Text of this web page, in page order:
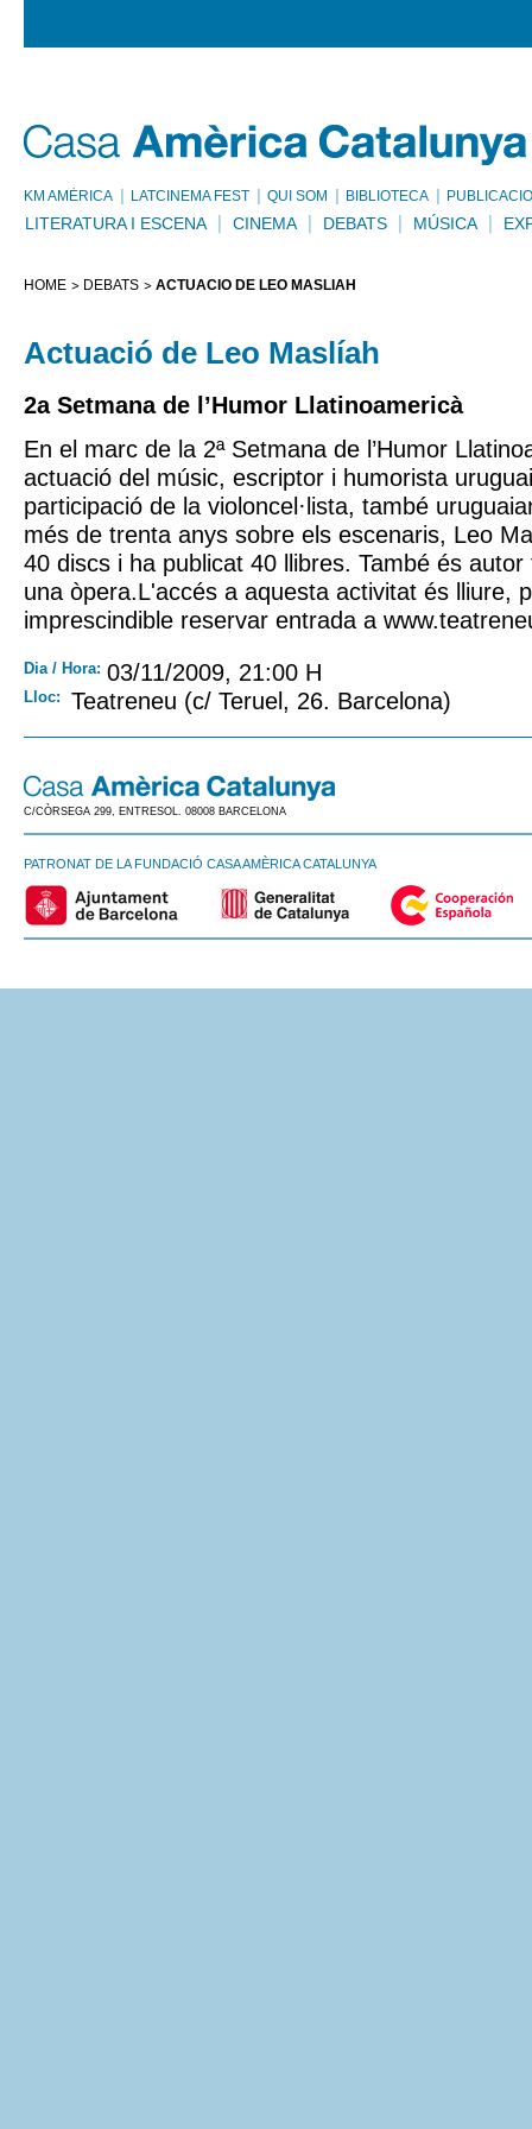
KM AMÈRICA LATCINEMA FEST QUI SOM BIBLIOTECA
LITERATURA I ESCENA CINEMA DEBATS MÚSICA
HOME DEBATS ACTUACIÓ DE LEO MASLÍAH
Actuació de Leo Maslíah
2a Setmana de l’Humor Llatinoamericà
En el marc de la 2ª Setmana de l’Humor
actuació del músic, escriptor i humorista
participació de la violoncel·lista, també
més de trenta anys sobre els escenaris, Leo
40 discs i ha publicat 40 llibres. També és
una òpera.L'accés a aquesta activitat és lliure,
imprescindible reservar entrada a
Dia / Hora: 03/11/2009, 21:00 H
Lloc: Teatreneu (c/ Teruel, 26. Barcelona)
C/CÒRSEGA 299, ENTRESOL. 08008 BARCELONA
PATRONAT DE LA FUNDACIÓ CASA AMÈRICA CATALUNYA